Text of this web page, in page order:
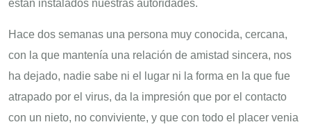
están instalados nuestras autoridades.
Hace dos semanas una persona muy conocida, cercana,
con la que mantenía una relación de amistad sincera, nos
ha dejado, nadie sabe ni el lugar ni la forma en la que fue
atrapado por el virus, da la impresión que por el contacto
con un nieto, no conviviente, y que con todo el placer venia